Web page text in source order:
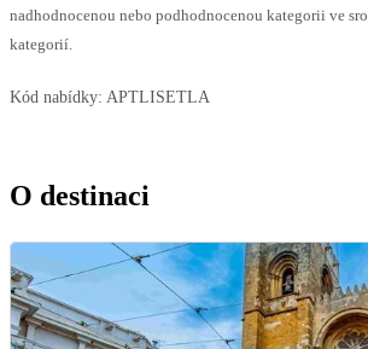
nadhodnocenou nebo podhodnocenou kategorii ve
kategorií.
Kód nabídky: APTLISETLA
O destinaci